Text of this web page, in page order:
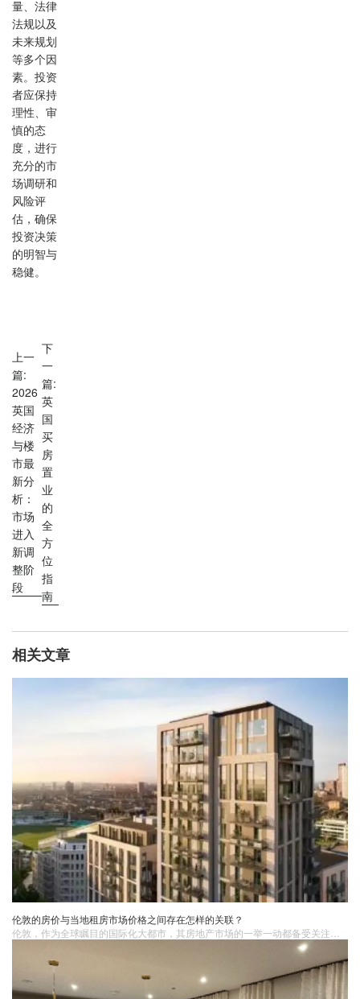
量、法律
法规以及
未来规划
等多个因
素。投资
者应保持
理性、审
慎的态
度，进行
充分的市
场调研和
风险评
估，确保
投资决策
的明智与
稳健。
上一
篇:
2026
英国
经济
与楼
市最
新分
析：
市场
进入
新调
整阶
段
下
一
篇:
英
国
买
房
置
业
的
全
方
位
指
南
相关文章
伦敦的房价与当地租房市场价格之间存在怎样的关联？